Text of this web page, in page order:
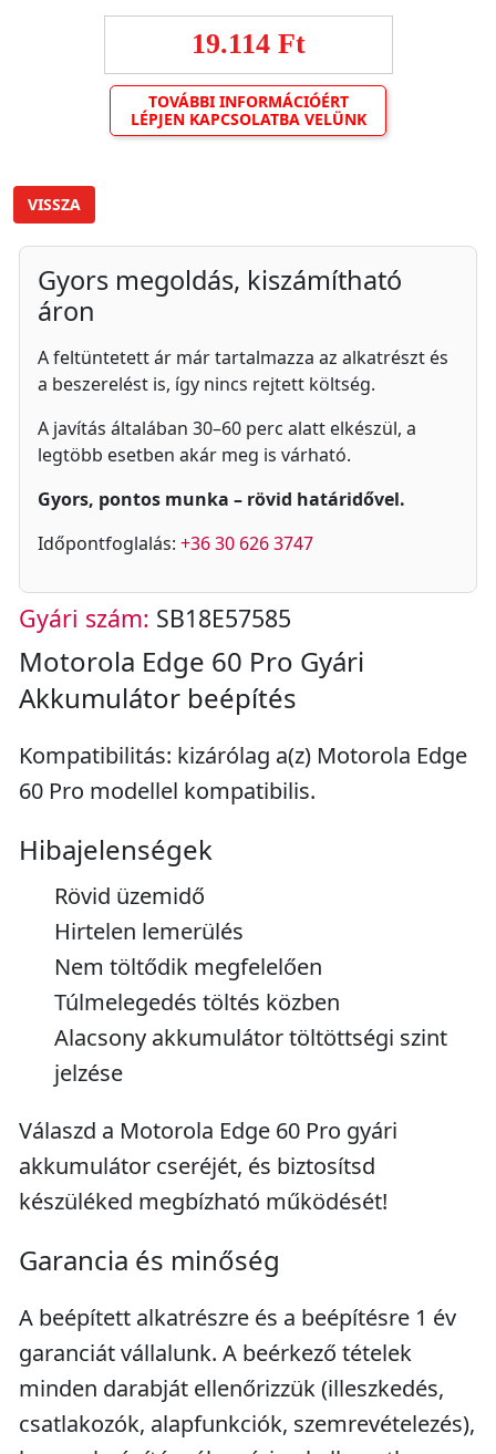
19.114 Ft
TOVÁBBI INFORMÁCIÓÉRT
LÉPJEN KAPCSOLATBA VELÜNK
VISSZA
Gyors megoldás, kiszámítható
áron
A feltüntetett ár már tartalmazza az alkatrészt és
a beszerelést is, így nincs rejtett költség.
A javítás általában 30–60 perc alatt elkészül, a
legtöbb esetben akár meg is várható.
Gyors, pontos munka – rövid határidővel.
Időpontfoglalás: +36 30 626 3747
Gyári szám: SB18E57585
Motorola Edge 60 Pro Gyári
Akkumulátor beépítés
Kompatibilitás: kizárólag a(z) Motorola Edge
60 Pro modellel kompatibilis.
Hibajelenségek
Rövid üzemidő
Hirtelen lemerülés
Nem töltődik megfelelően
Túlmelegedés töltés közben
Alacsony akkumulátor töltöttségi szint
jelzése
Válaszd a Motorola Edge 60 Pro gyári
akkumulátor cseréjét, és biztosítsd
készüléked megbízható működését!
Garancia és minőség
A beépített alkatrészre és a beépítésre 1 év
garanciát vállalunk. A beérkező tételek
minden darabját ellenőrizzük (illeszkedés,
csatlakozók, alapfunkciók, szemrevételezés),